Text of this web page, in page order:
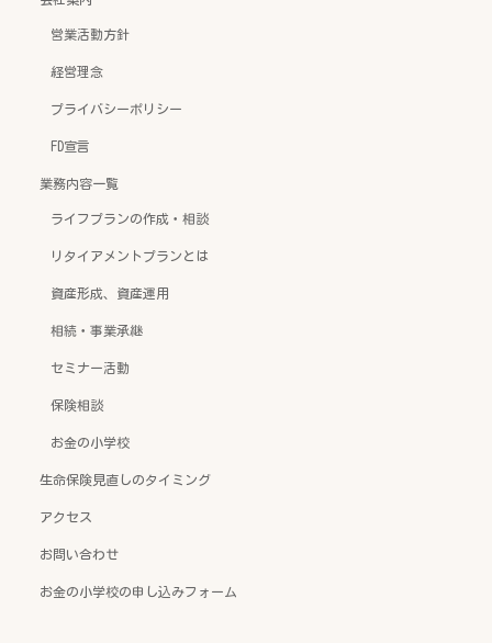
営業活動方針
経営理念
プライバシーポリシー
FD宣言
業務内容一覧
ライフプランの作成・相談
リタイアメントプランとは
資産形成、資産運用
相続・事業承継
セミナー活動
保険相談
お金の小学校
生命保険見直しのタイミング
アクセス
お問い合わせ
お金の小学校の申し込みフォーム